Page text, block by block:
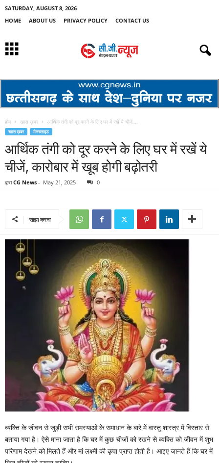
SATURDAY, AUGUST 8, 2026
HOME
ABOUT US PRIVACY POLICY CONTACT US
होम खास ख़बर आर्थिक तंगी को दूर करने के लिए घर में रखें ये चीजें,...
खास ख़बर मेनस्लाइड
आर्थिक तंगी को दूर करने के लिए घर में रखें ये
चीजें, कारोबार में खूब होगी बढ़ोतरी
द्वारा CG News - May 21, 2025 0
साझा करना
व्यक्ति के जीवन से जुड़ी सभी समस्याओं के समाधान के बारे में वास्तु शास्त्र में विस्तार से
बताया गया है। ऐसे माना जाता है कि घर में कुछ चीजों को रखने से व्यक्ति को जीवन में शुभ
परिणाम देखने को मिलते हैं और मां लक्ष्मी की कृपा प्राप्त होती है। आइए जानते हैं कि घर में